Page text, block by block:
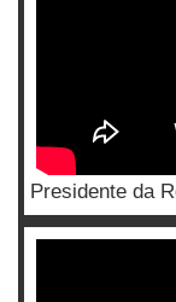
Presidente da